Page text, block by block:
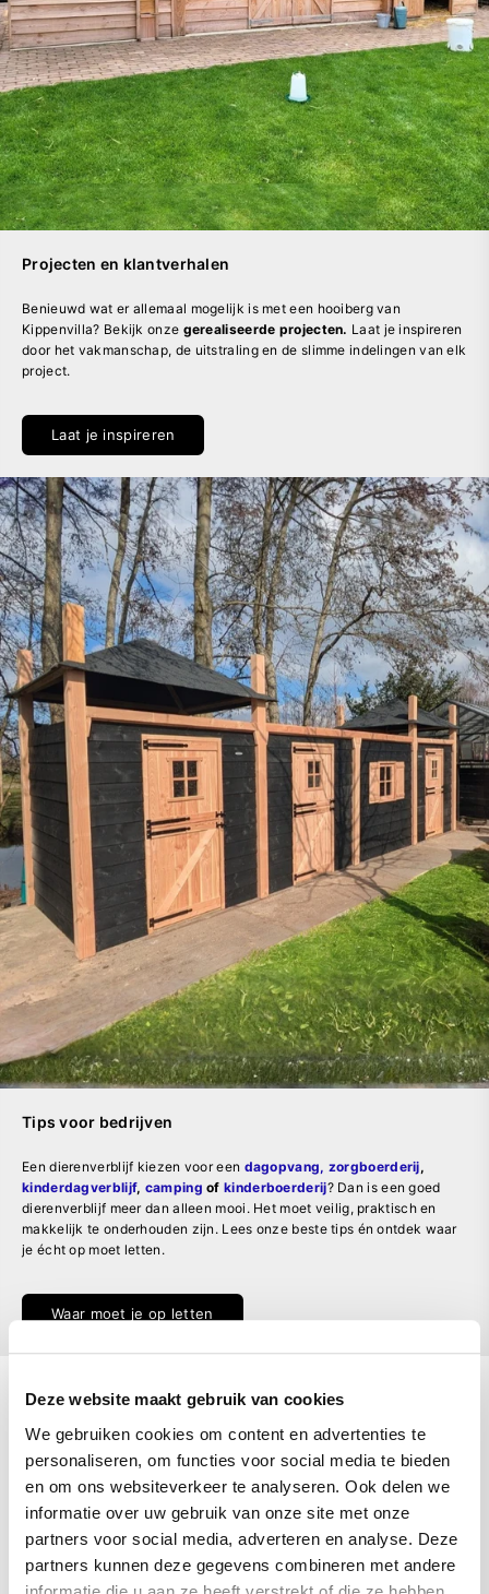
Deze website maakt gebruik van cookies
We gebruiken cookies om content en advertenties te
personaliseren, om functies voor social media te bieden
en om ons websiteverkeer te analyseren. Ook delen we
informatie over uw gebruik van onze site met onze
partners voor social media, adverteren en analyse. Deze
partners kunnen deze gegevens combineren met andere
Projecten en klantverhalen
Benieuwd wat er allemaal mogelijk is met een hooiberg van
Kippenvilla? Bekijk onze gerealiseerde projecten. Laat je inspireren
door het vakmanschap, de uitstraling en de slimme indelingen van elk
project.
Laat je inspireren
Tips voor bedrijven
Een dierenverblijf kiezen voor een dagopvang, zorgboerderij,
kinderdagverblijf, camping ofkinderboerderij? Dan is een goed
dierenverblijf meer dan alleen mooi. Het moet veilig, praktisch en
makkelijk te onderhouden zijn. Lees onze beste tips én ontdek waar
je écht op moet letten.
Waar moet je op letten